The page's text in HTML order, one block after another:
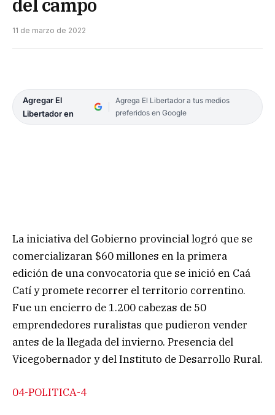
del campo
11 de marzo de 2022
Agregar El
Libertador en
Agrega El Libertador a tus medios
preferidos en Google
La iniciativa del Gobierno provincial logró que se
comercializaran $60 millones en la primera
edición de una convocatoria que se inició en Caá
Catí y promete recorrer el territorio correntino.
Fue un encierro de 1.200 cabezas de 50
emprendedores ruralistas que pudieron vender
antes de la llegada del invierno. Presencia del
Vicegobernador y del Instituto de Desarrollo Rural.
04-POLITICA-4